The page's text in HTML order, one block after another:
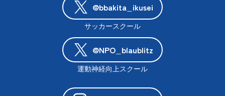
@bbakita_ikusei
サッカースクール
@NPO_blaublitz
運動神経向上スクール